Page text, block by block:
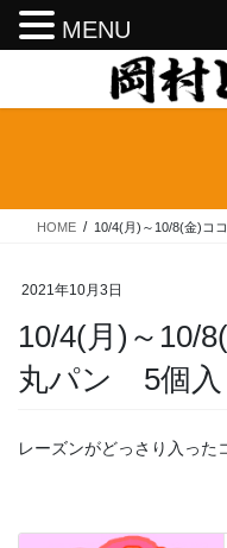
テ
ス
ゲ
ン
HOME 10/4(月)～10/8(金)コ
2021年10月3日
10/4(月)～10/
丸パン 5個入
レーズンがどっさり入った
MENU